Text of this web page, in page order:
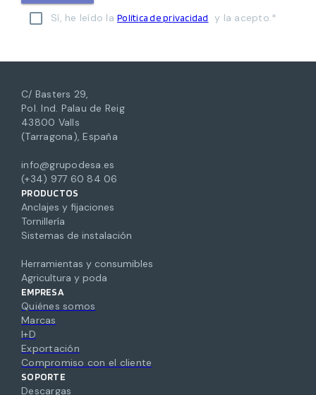
Sí, he leído la Política de privacidad y la acepto.*
C/ Basters 29,
Pol. Ind. Palau de Reig
43800 Valls
(Tarragona), España
info@grupodesa.es
(+34) 977 60 84 06
PRODUCTOS
Anclajes y fijaciones
Tornillería
Sistemas de instalación
Herramientas y consumibles
Agricultura y poda
EMPRESA
Quiénes somos
Marcas
I+D
Exportación
Compromiso con el cliente
SOPORTE
Descargas